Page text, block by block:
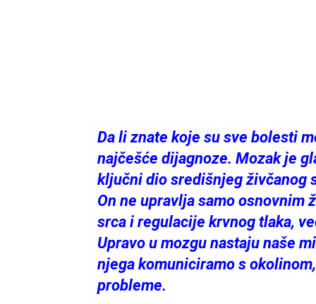
Da li znate koje su sve bolesti
najčešće dijagnoze. Mozak je
ključni dio središnjeg živčanog
On ne upravlja samo osnovnim
srca i regulacije krvnog tlaka,
Upravo u mozgu nastaju naše
njega komuniciramo s
probleme.